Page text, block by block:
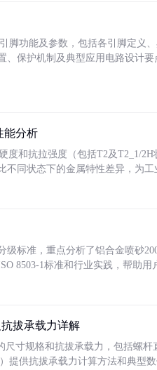
脚功能及参数，包括各引脚定义
、保护机制及典型应用电路设计
能分析
度和抗拉强度（包括T2及T2_1/
不同状态下的金属特性差异，为工
级标准，重点分析了铝合金喷砂
8503-1标准和行业实践，帮助用
拔承载力详解
尺寸规格和抗拔承载力，包括螺
提供抗拔承载力计算方法和典型